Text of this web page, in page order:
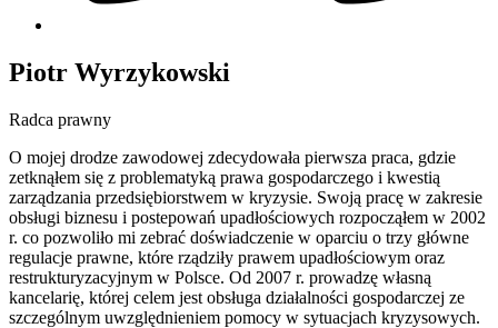
Piotr Wyrzykowski
Radca prawny
O mojej drodze zawodowej zdecydowała pierwsza praca, gdzie
zetknąłem się z problematyką prawa gospodarczego i kwestią
zarządzania przedsiębiorstwem w kryzysie. Swoją pracę w zakresie
obsługi biznesu i postepowań upadłościowych rozpocząłem w 2002
r. co pozwoliło mi zebrać doświadczenie w oparciu o trzy główne
regulacje prawne, które rządziły prawem upadłościowym oraz
restrukturyzacyjnym w Polsce. Od 2007 r. prowadzę własną
kancelarię, której celem jest obsługa działalności gospodarczej ze
szczególnym uwzględnieniem pomocy w sytuacjach kryzysowych.